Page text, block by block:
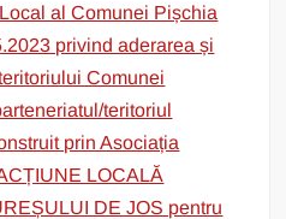
al Comunei Pișchia
privind aderarea și
Comunei
teritoriul
prin Asociația
LOCALĂ
DE JOS pentru